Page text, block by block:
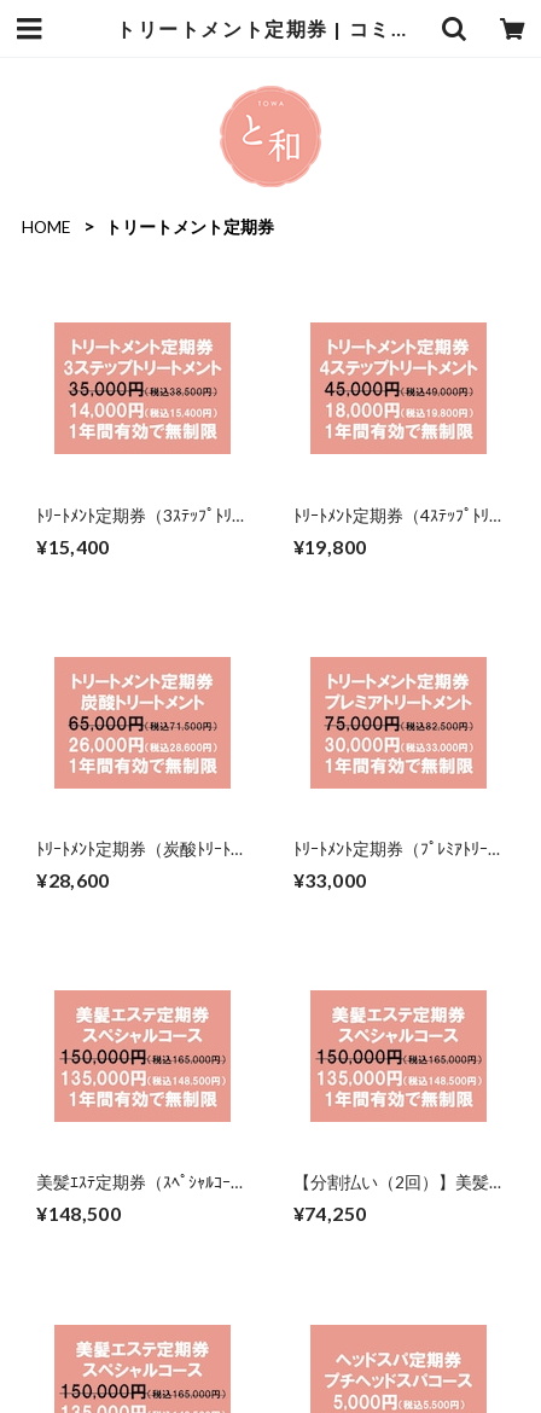
トリートメント定期券 | コミュニティサロン と和
HOME トリートメント定期券
ﾄﾘｰﾄﾒﾝﾄ定期券（3ｽﾃｯﾌﾟﾄﾘｰ
で）
¥15,400
ﾄﾘｰﾄﾒﾝﾄ定期券（4ｽﾃｯﾌﾟﾄﾘｰ
で）
¥19,800
ﾄﾘｰﾄﾒﾝﾄ定期券（炭酸ﾄﾘｰﾄﾒﾝ
¥28,600
ﾄﾘｰﾄﾒﾝﾄ定期券（ﾌﾟﾚﾐｱﾄﾘｰﾄﾒ
で）
¥33,000
美髪ｴｽﾃ定期券（ｽﾍﾟｼｬﾙｺｰ
ｽ）（2027年8月31日まで）
¥148,500
【分割払い（2回）】美髪ｴ
ｽﾃ定期券（ｽﾍﾟｼｬﾙｺｰｽ）
（2027年8月31日まで）
¥74,250